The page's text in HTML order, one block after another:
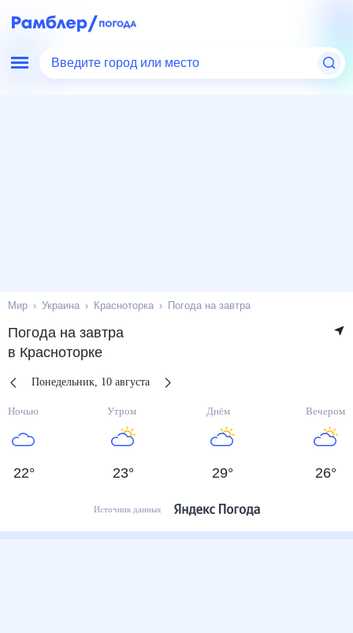
Введите город или место
Мир Украина Красноторка Погода на завтра
Погода на завтра
в Красноторке
Понедельник , 10августа
Ночью
22°
Утром
23°
Днём
29°
Вечером
26°
Источник данных